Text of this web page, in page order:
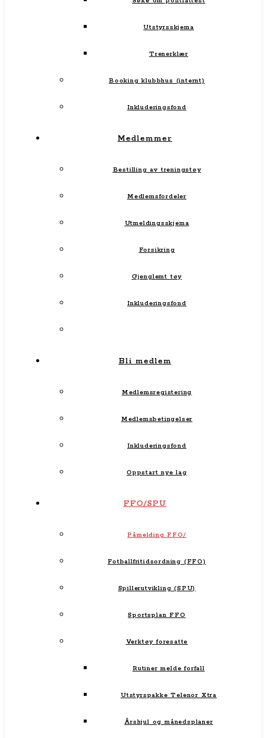
Utstyrsskjema
Trenerklær
Booking klubbhus (internt)
Inkluderingsfond
Medlemmer
Bestilling av treningstøy
Medlemsfordeler
Utmeldingsskjema
Forsikring
Gjenglemt tøy
Inkluderingsfond
Bli medlem
Medlemsregistering
Medlemsbetingelser
Inkluderingsfond
Oppstart nye lag
FFO/SPU
Påmelding FFO/
Fotballfritidsordning (FFO)
Spillerutvikling (SPU)
Sportsplan FFO
Verktøy foresatte
Rutiner melde forfall
Utstyrspakke Telenor Xtra
Årshjul og månedsplaner